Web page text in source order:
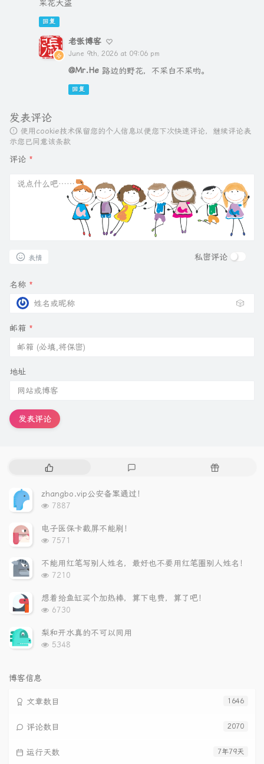
采花大盗
回复
老张博客
June 9th, 2026 at 09:06 pm
@Mr.He 路边的野花，不采白不采哟。
回复
发表评论
使用cookie技术保留您的个人信息以便您下次快速评论，继续评论表
示您已同意该条款
评论 *
表情 私密评论
名称 *
🎲
邮箱 *
地址
发表评论
热
章
评
随
zhangbo.vip公安备案通过！
浏
次
数:
7887
电子医保卡截屏不能刷！
浏
次
数:
7571
不能用红笔写别人姓名，最好也不要用红笔圈别人姓名！
浏
次
数:
7210
想着给鱼缸买个加热棒，算下电费，算了吧！
浏
次
数:
6730
梨和开水真的不可以同用
浏
5348
博客信息
1646
文章数目
2070
评论数目
7年79天
运行天数